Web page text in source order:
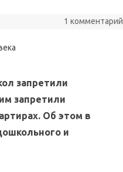
1 комментарий
запретили
запретили
Об этом в
и